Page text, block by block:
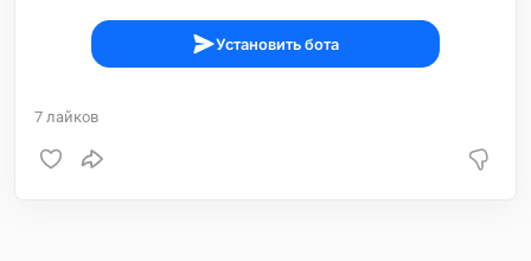
Установить бота
7 лайков